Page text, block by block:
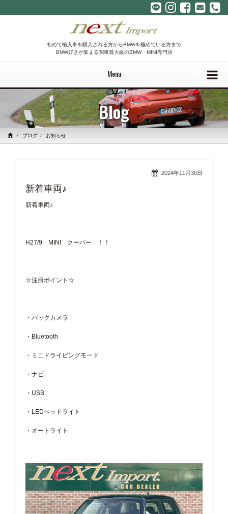
初めて輸入車を購入される方からBMWを極めている方まで
BMW好きが集まる関東最大級のBMW・MINI専門店
Menu
Blog
ブログ お知らせ
2024年11月30日
新着車両♪
新着車両♪
H27/9 MINI クーパー ！！
☆注目ポイント☆
・バックカメラ
・Bluetooth
・ミニドライビングモード
・ナビ
・USB
・LEDヘッドライト
・オートライト